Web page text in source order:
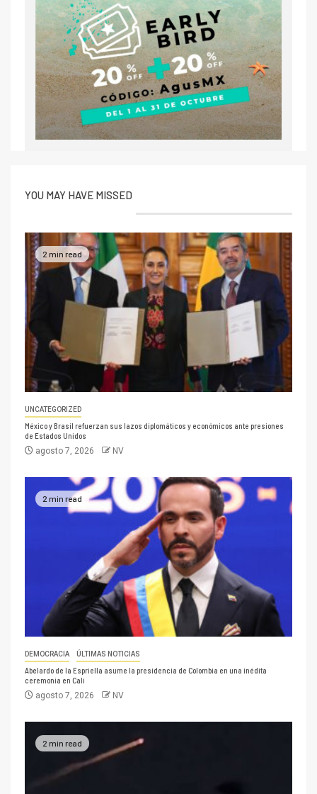
YOU MAY HAVE MISSED
2 min read
UNCATEGORIZED
México y Brasil refuerzan sus lazos diplomáticos y económicos ante presiones
de Estados Unidos
agosto 7, 2026 NV
2 min read
DEMOCRACIA ÚLTIMAS NOTICIAS
Abelardo de la Espriella asume la presidencia de Colombia en una inédita
ceremonia en Cali
agosto 7, 2026 NV
2 min read